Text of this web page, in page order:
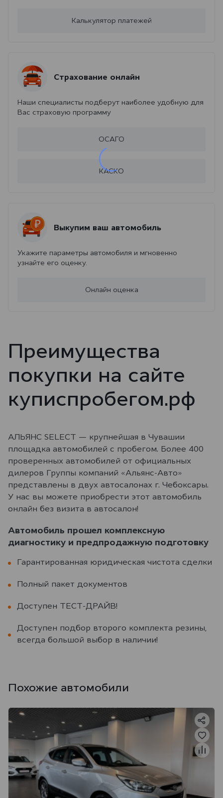
Калькулятор платежей
Страхование онлайн
Наши специалисты подберут наиболее удобную для
Вас страховую программу
ОСАГО
КАСКО
Выкупим ваш автомобиль
Укажите параметры автомобиля и мгновенно
узнайте его оценку.
Онлайн оценка
Преимущества
покупки на сайте
куписпробегом.рф
АЛЬЯНС SELECT — крупнейшая в Чувашии
площадка автомобилей с пробегом. Более 400
проверенных автомобилей от официальных
дилеров Группы компаний «Альянс-Авто»
представлены в двух автосалонах г. Чебоксары.
У нас вы можете приобрести этот автомобиль
онлайн без визита в автосалон!
Автомобиль прошел комплексную
диагностику и предпродажную подготовку
Гарантированная юридическая чистота сделки
Полный пакет документов
Доступен ТЕСТ-ДРАЙВ!
Доступен подбор второго комплекта резины,
всегда большой выбор в наличии!
Похожие автомобили